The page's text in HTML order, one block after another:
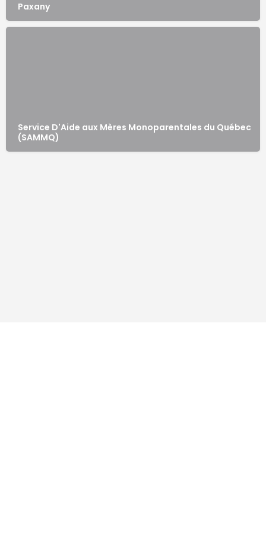
Paxany
Service D'Aide aux Mères Monoparentales du Québec
(SAMMQ)